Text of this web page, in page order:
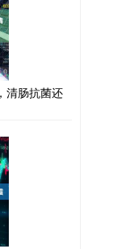
清肠抗菌还